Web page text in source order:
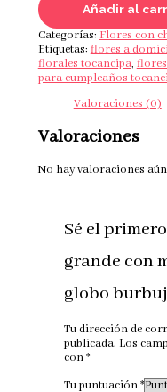
Añadir al
Categorías: Flores con
Etiquetas: flores a
florales tocancipa,
para cumpleaños
Valoraciones (0)
Valoraciones
No hay valoraciones
Sé el
grande con
globo
Tu dirección de
publicada. Los
con*
Tu puntuación*